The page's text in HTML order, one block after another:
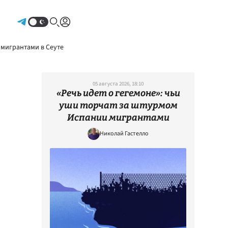
в Сеуте
05 августа 2026, 18:10
«Речь идет о гегемоне»: чьи
уши торчат за штурмом
Испании мигрантами
Николай Гастелло